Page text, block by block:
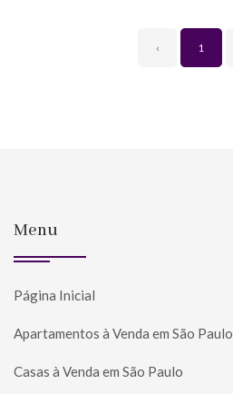
‹ 1
Menu
Página Inicial
Apartamentos à Venda em São Paulo
Casas à Venda em São Paulo